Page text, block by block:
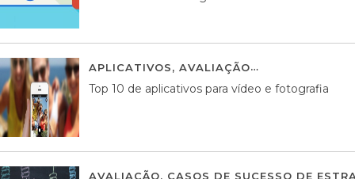
APLICATIVOS, AVALIAÇÃO
Top 10 de aplicativos para vídeo e fotografia
AVALIAÇÃO, CASOS DE SUCESSO DE